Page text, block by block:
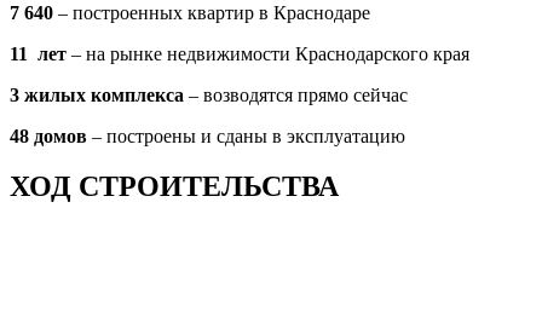
7 640 – построенных квартир в Краснодаре
11 лет – на рынке недвижимости Краснодарского края
3 жилых комплекса – возводятся прямо сейчас
48 домов – построены и сданы в эксплуатацию
ХОД СТРОИТЕЛЬСТВА